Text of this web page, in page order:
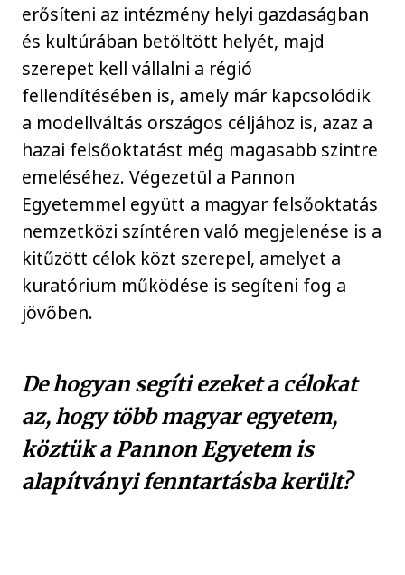
erősíteni az intézmény helyi gazdaságban
és kultúrában betöltött helyét, majd
szerepet kell vállalni a régió
fellendítésében is, amely már kapcsolódik
a modellváltás országos céljához is, azaz a
hazai felsőoktatást még magasabb szintre
emeléséhez. Végezetül a Pannon
Egyetemmel együtt a magyar felsőoktatás
nemzetközi színtéren való megjelenése is a
kitűzött célok közt szerepel, amelyet a
kuratórium működése is segíteni fog a
jövőben.
De hogyan segíti ezeket a célokat
az, hogy több magyar egyetem,
köztük a Pannon Egyetem is
alapítványi fenntartásba került?